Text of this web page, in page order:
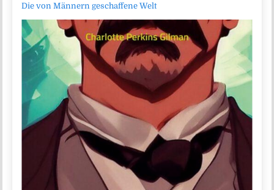
Die von Männern geschaffene Welt